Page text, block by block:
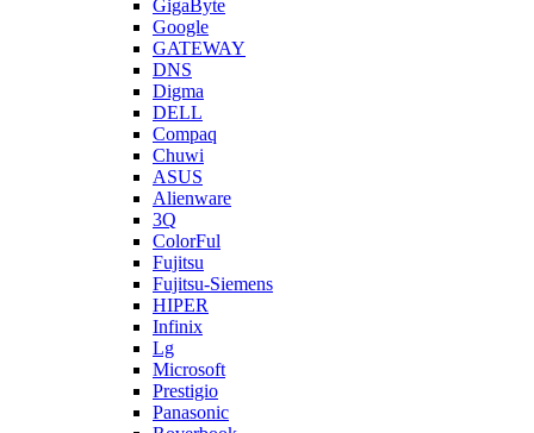
GigaByte
Google
GATEWAY
DNS
Digma
DELL
Compaq
Chuwi
ASUS
Alienware
3Q
ColorFul
Fujitsu
Fujitsu-Siemens
HIPER
Infinix
Lg
Microsoft
Prestigio
Panasonic